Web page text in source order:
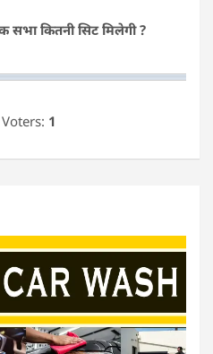
सभा कितनी सिट मिलेगी ?
1